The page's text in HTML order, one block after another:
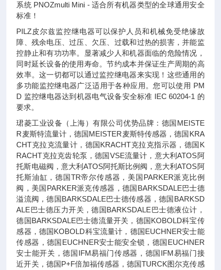
系统 PNOZmulti Mini - 适合所有机器类型的全球通用安全
标准！
PILZ皮尔兹监控继电器可以保护人员和机械免受绝缘故
障、残余电压、过压、欠压、过载和过热的损害，并能监
控静止和有功功率。显著减少人和机器面临的危险情况，
同时延长设备的使用寿命。节约成本并保证生产周期的高
效率。这一切都可以通过监控继电器来实现！这些通用的
多功能监控继电器广泛适用于各种应用。您可以使用 PM
D 监控继电器达到机器电气设备安全标准 IEC 60204-1 的
要求。
珺菱工业设备（上海）有限公司优势品牌：德国MEISTE
R麦斯特流量计，德国MEISTER麦斯特传感器，德国KRA
CHT克拉克流量计，德国KRACHT克拉克指示器，德国K
RACHT克拉克齿轮泵，德国VSE流量计，意大利ATOS阿
托斯电磁阀，意大利ATOS阿托斯比例阀，意大利ATOS阿
托斯油缸，德国TR帝尔传感器，美国PARKER派克比例
阀，美国PARKER派克传感器，德国BARKSDALE巴士德
溢流阀，德国BARKSDALE巴士德传感器，德国BARKSD
ALE巴士德压力开关，德国BARKSDALE巴士德液位计，
德国BARKSDALE巴士德流量开关，德国KOBOLD科宝传
感器，德国KOBOLD科宝流量计，德国EUCHNER安士能
传感器，德国EUCHNER安士能安全锁，德国EUCHNER
安士能开关，德国IFM易福门传感器，德国IFM易福门接
近开关，德国P+F倍加福传感器，德国TURCK图尔克传感